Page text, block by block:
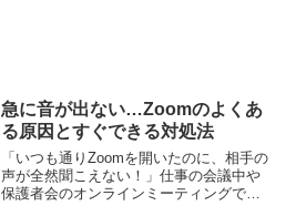
急に音が出ない…Zoomのよくあ
る原因とすぐできる対処法
「いつも通りZoomを開いたのに、相手の
声が全然聞こえない！」仕事の会議中や
保護者会のオンラインミーティングで、